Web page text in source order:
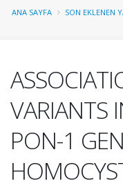
ANA SAYFA SON EKLENEN
VARIANTS
PON-1